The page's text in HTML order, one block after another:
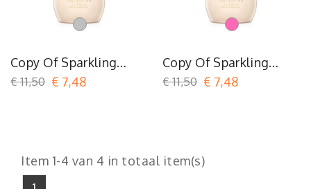
Copy Of Sparkling
Effect N°34
€ 11,50 € 7,48
Argent
Copy Of Sparkling
Effect N°34
€ 11,50 € 7,48
Roze
Item 1-4 van 4 in totaal item(s)